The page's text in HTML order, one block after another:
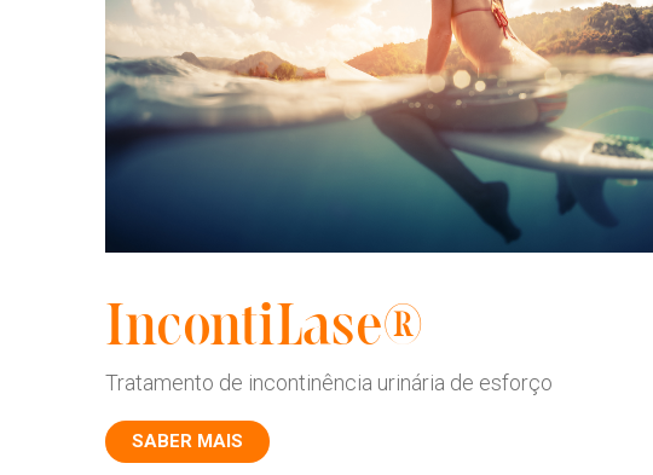
IncontiLase®
Tratamento de incontinência urinária de esforço
SABER MAIS